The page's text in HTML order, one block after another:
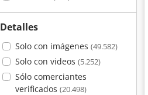
Detalles
Solo con imágenes (49.582)
Solo con videos (5.252)
Sólo comerciantes
verificados (20.498)